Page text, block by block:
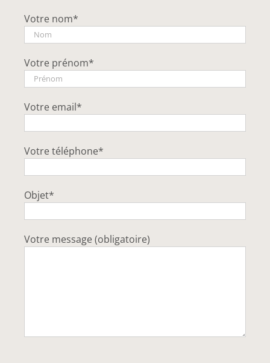
Votre nom*
Votre prénom*
Votre email*
Votre téléphone*
Objet*
Votre message (obligatoire)